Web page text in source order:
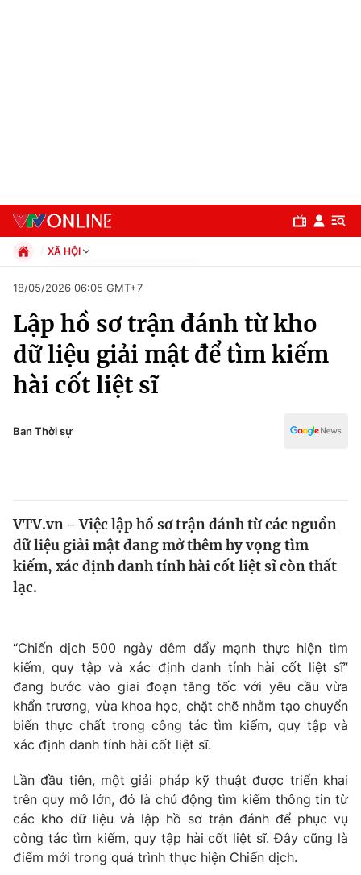
Chuyên mục
Chính trị
Thế giới
Tin tức
Câu chuyện quốc tế
Kinh tế
Thị trường
Góc doanh nghiệp
Dữ liệu và đời sống
Truyền hình
Phim VTV
Nhân vật
Khán giả
Giải sao mai
Giải trí
Điện ảnh
Âm nhạc
Sao
Đời sống
Du lịch
Làm đẹp
Giáo dục
Tuyển sinh
XÃ HỘI
Xã hội
Pháp luật
Thể thao
Truyền hình
Văn hóa - Giải trí
Đời sống
18/05/2026 06:05 GMT+7
Lập hồ sơ trận đánh từ kho
dữ liệu giải mật để tìm kiếm
hài cốt liệt sĩ
Ban Thời sự
VTV.vn - Việc lập hồ sơ trận đánh từ các nguồn
dữ liệu giải mật đang mở thêm hy vọng tìm
kiếm, xác định danh tính hài cốt liệt sĩ còn thất
lạc.
“Chiến dịch 500 ngày đêm đẩy mạnh thực hiện tìm
kiếm, quy tập và xác định danh tính hài cốt liệt sĩ”
đang bước vào giai đoạn tăng tốc với yêu cầu vừa
khẩn trương, vừa khoa học, chặt chẽ nhằm tạo chuyển
biến thực chất trong công tác tìm kiếm, quy tập và
xác định danh tính hài cốt liệt sĩ.
Lần đầu tiên, một giải pháp kỹ thuật được triển khai
trên quy mô lớn, đó là chủ động tìm kiếm thông tin từ
các kho dữ liệu và lập hồ sơ trận đánh để phục vụ
công tác tìm kiếm, quy tập hài cốt liệt sĩ. Đây cũng là
điểm mới trong quá trình thực hiện Chiến dịch.